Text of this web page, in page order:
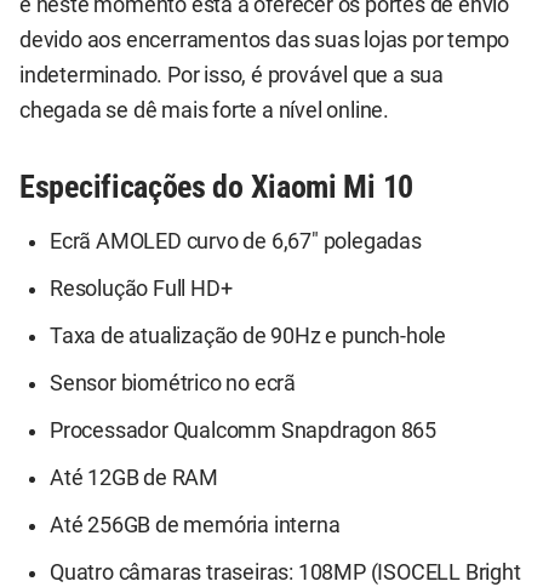
e neste momento está a oferecer os portes de envio
devido aos encerramentos das suas lojas por tempo
indeterminado. Por isso, é provável que a sua
chegada se dê mais forte a nível online.
Especificações do Xiaomi Mi 10
Ecrã AMOLED curvo de 6,67" polegadas
Resolução Full HD+
Taxa de atualização de 90Hz e punch-hole
Sensor biométrico no ecrã
Processador Qualcomm Snapdragon 865
Até 12GB de RAM
Até 256GB de memória interna
Quatro câmaras traseiras: 108MP (ISOCELL Bright